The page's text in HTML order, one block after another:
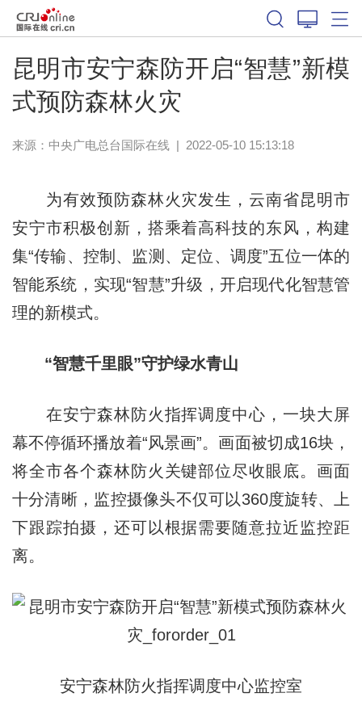
昆明市安宁森防开启“智慧”新模
式预防森林火灾
来源： 中央广电总台国际在线| 2022-05-10 15:13:18
为有效预防森林火灾发生，云南省昆明市
安宁市积极创新，搭乘着高科技的东风，构建
集“传输、控制、监测、定位、调度”五位一体的
智能系统，实现“智慧”升级，开启现代化智慧管
理的新模式。
“智慧千里眼”守护绿水青山
在安宁森林防火指挥调度中心，一块大屏
幕不停循环播放着“风景画”。画面被切成16块，
将全市各个森林防火关键部位尽收眼底。画面
十分清晰，监控摄像头不仅可以360度旋转、上
下跟踪拍摄，还可以根据需要随意拉近监控距
离。
安宁森林防火指挥调度中心监控室